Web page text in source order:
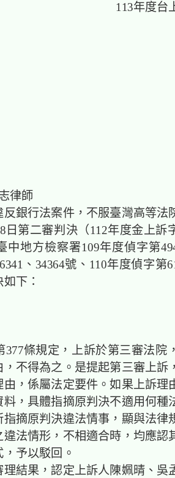
113年度台
姵晴
律師
反銀行法案件，不服臺灣高等法
日第二審判決（112年度金上訴
中地方檢察署109年度偵字第
、34364號、110年度偵字第
下：
377條規定，上訴於第三審法院
，不得為之。是提起第三審上訴
由，係屬法定要件。如果上訴理
料，具體指摘原判決不適用何種
指摘原判決違法情事，顯與法律
違法情形，不相適合時，均應認
予以駁回。
理結果，認定上訴人陳姵晴、吳